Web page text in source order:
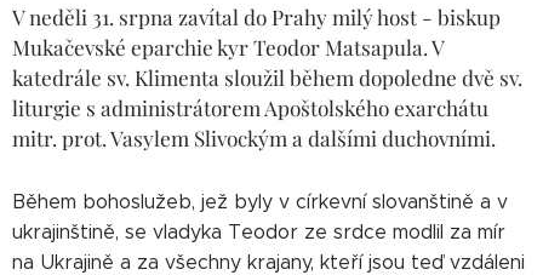
V neděli 31. srpna zavítal do Prahy milý host - biskup
Mukačevské eparchie kyr Teodor Matsapula. V
katedrále sv. Klimenta sloužil během dopoledne dvě sv.
liturgie s administrátorem Apoštolského exarchátu
mitr. prot. Vasylem Slivockým a dalšími duchovními.
Během bohoslužeb, jež byly v církevní slovanštině a v
ukrajinštině, se vladyka Teodor ze srdce modlil za mír
na Ukrajině a za všechny krajany, kteří jsou teď vzdáleni